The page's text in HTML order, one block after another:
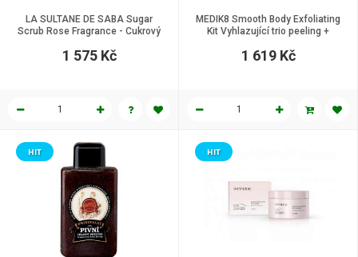
LA SULTANE DE SABA Sugar
Scrub Rose Fragrance - Cukrový
1 575 Kč
MEDIK8 Smooth Body Exfoliating
Kit Vyhlazující trio peeling +
kyselinami na suchou a drsnou
1 619 Kč
HIT HIT